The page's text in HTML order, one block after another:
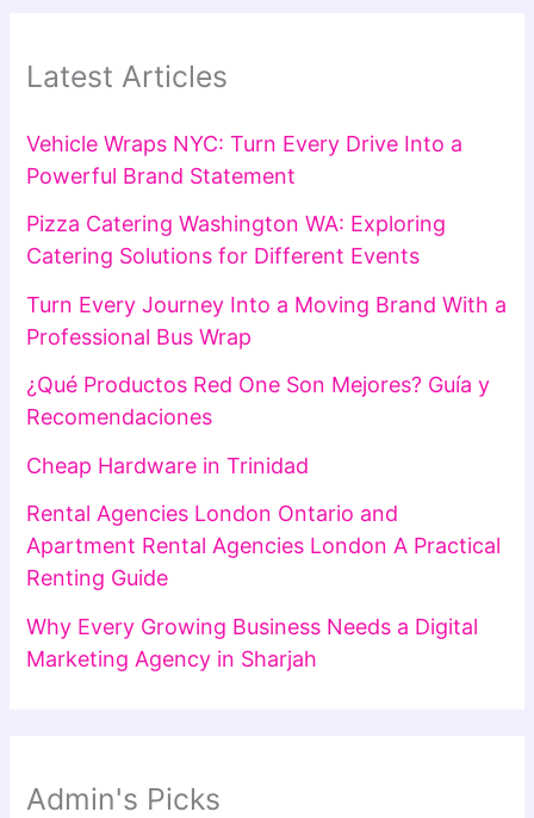
Latest Articles
Vehicle Wraps NYC: Turn Every Drive Into a
Powerful Brand Statement
Pizza Catering Washington WA: Exploring
Catering Solutions for Different Events
Turn Every Journey Into a Moving Brand With a
Professional Bus Wrap
¿Qué Productos Red One Son Mejores? Guía y
Recomendaciones
Cheap Hardware in Trinidad
Rental Agencies London Ontario and
Apartment Rental Agencies London A Practical
Renting Guide
Why Every Growing Business Needs a Digital
Marketing Agency in Sharjah
Admin's Picks